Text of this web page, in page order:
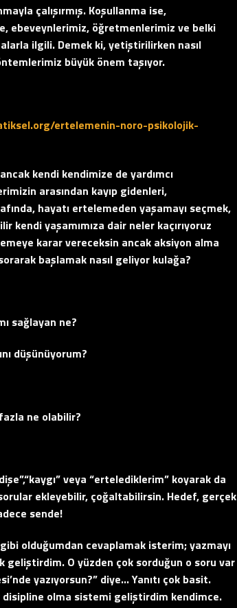
çalışırmış. Koşullanma ise,
ebeveynlerimiz, öğretmenlerimiz ve belki
ilgili. Demek ki, yetiştirilirken nasıl
büyük önem taşıyor.
ertelemenin-noro-psikolojik-
kendi kendimize de yardımcı
arasından kayıp gidenleri,
hayatı ertelemeden yaşamayı seçmek,
kendi yaşamımıza dair neler kaçırıyoruz
karar vereceksin ancak aksiyon alma
başlamak nasıl geliyor kulağa?
sağlayan ne?
düşünüyorum?
ne olabilir?
veya “ertelediklerim” koyarak da
ekleyebilir, çoğaltabilirsin. Hedef, gerçek
sende!
olduğumdan cevaplamak isterim; yazmayı
O yüzden çok sorduğun o soru var
yazıyorsun?” diye… Yanıtı çok basit.
disipline olma sistemi geliştirdim kendimce.